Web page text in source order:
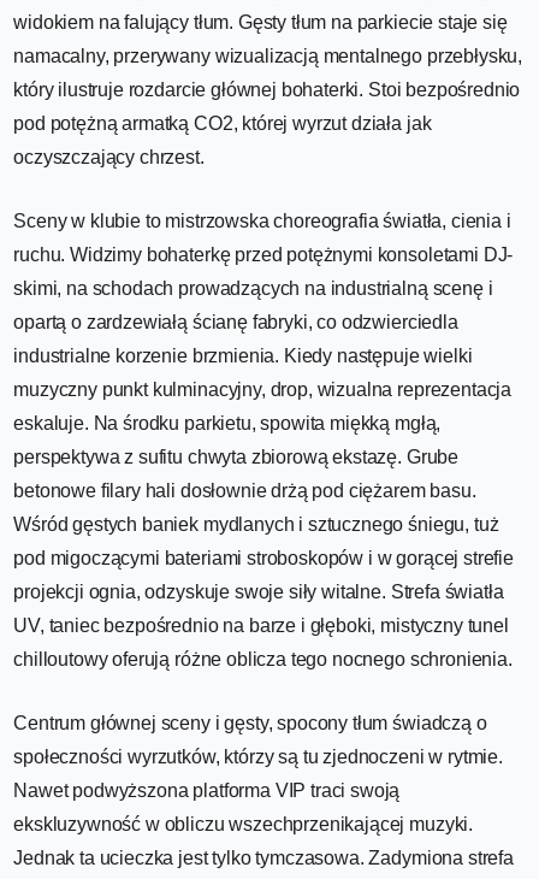
widokiem na falujący tłum. Gęsty tłum na parkiecie staje się
namacalny, przerywany wizualizacją mentalnego przebłysku,
który ilustruje rozdarcie głównej bohaterki. Stoi bezpośrednio
pod potężną armatką CO2, której wyrzut działa jak
oczyszczający chrzest.
Sceny w klubie to mistrzowska choreografia światła, cienia i
ruchu. Widzimy bohaterkę przed potężnymi konsoletami DJ-
skimi, na schodach prowadzących na industrialną scenę i
opartą o zardzewiałą ścianę fabryki, co odzwierciedla
industrialne korzenie brzmienia. Kiedy następuje wielki
muzyczny punkt kulminacyjny, drop, wizualna reprezentacja
eskaluje. Na środku parkietu, spowita miękką mgłą,
perspektywa z sufitu chwyta zbiorową ekstazę. Grube
betonowe filary hali dosłownie drżą pod ciężarem basu.
Wśród gęstych baniek mydlanych i sztucznego śniegu, tuż
pod migoczącymi bateriami stroboskopów i w gorącej strefie
projekcji ognia, odzyskuje swoje siły witalne. Strefa światła
UV, taniec bezpośrednio na barze i głęboki, mistyczny tunel
chilloutowy oferują różne oblicza tego nocnego schronienia.
Centrum głównej sceny i gęsty, spocony tłum świadczą o
społeczności wyrzutków, którzy są tu zjednoczeni w rytmie.
Nawet podwyższona platforma VIP traci swoją
ekskluzywność w obliczu wszechprzenikającej muzyki.
Jednak ta ucieczka jest tylko tymczasowa. Zadymiona strefa